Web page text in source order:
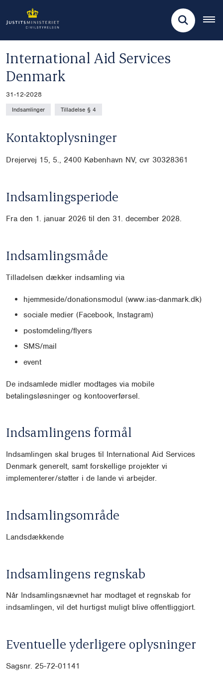
International Aid Services
Denmark
31-12-2028
Indsamlinger Tilladelse § 4
Kontaktoplysninger
Drejervej 15, 5., 2400 København NV, cvr 30328361
Indsamlingsperiode
Fra den 1. januar 2026 til den 31. december 2028.
Indsamlingsmåde
Tilladelsen dækker indsamling via
hjemmeside/donationsmodul (www.ias-danmark.dk)
sociale medier (Facebook, Instagram)
postomdeling/flyers
SMS/mail
event
De indsamlede midler modtages via mobile
betalingsløsninger og kontooverførsel.
Indsamlingens formål
Indsamlingen skal bruges til International Aid Services
Denmark generelt, samt forskellige projekter vi
implementerer/støtter i de lande vi arbejder.
Indsamlingsområde
Landsdækkende
Indsamlingens regnskab
Når Indsamlingsnævnet har modtaget et regnskab for
indsamlingen, vil det hurtigst muligt blive offentliggjort.
Eventuelle yderligere oplysninger
Sagsnr. 25-72-01141